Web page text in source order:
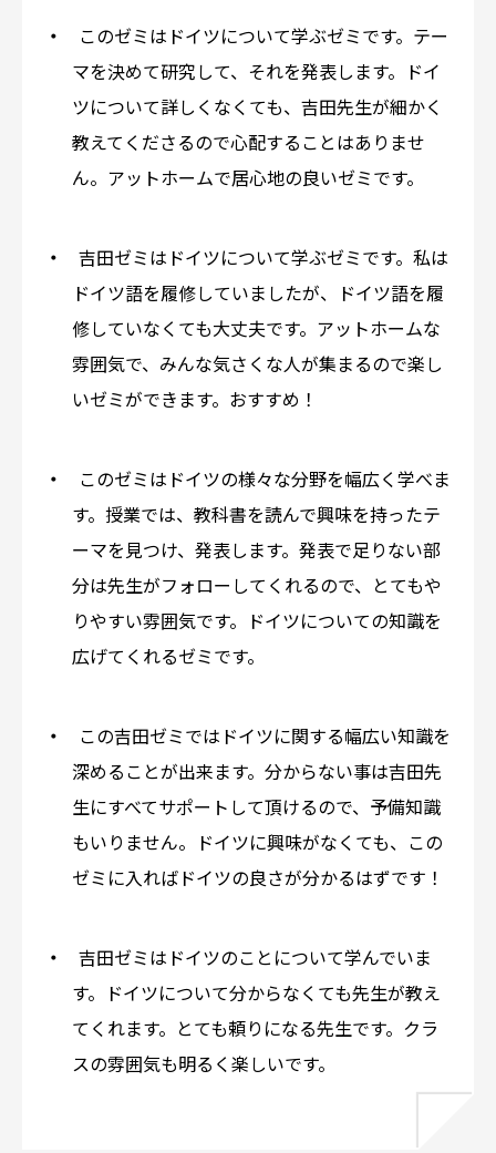
このゼミはドイツについて学ぶゼミです。テー
マを決めて研究して、それを発表します。ドイ
ツについて詳しくなくても、吉田先生が細かく
教えてくださるので心配することはありませ
ん。アットホームで居心地の良いゼミです。
吉田ゼミはドイツについて学ぶゼミです。私は
ドイツ語を履修していましたが、ドイツ語を履
修していなくても大丈夫です。アットホームな
雰囲気で、みんな気さくな人が集まるので楽し
いゼミができます。おすすめ！
このゼミはドイツの様々な分野を幅広く学べま
す。授業では、教科書を読んで興味を持ったテ
ーマを見つけ、発表します。発表で足りない部
分は先生がフォローしてくれるので、とてもや
りやすい雰囲気です。ドイツについての知識を
広げてくれるゼミです。
この吉田ゼミではドイツに関する幅広い知識を
深めることが出来ます。分からない事は吉田先
生にすべてサポートして頂けるので、予備知識
もいりません。ドイツに興味がなくても、この
ゼミに入ればドイツの良さが分かるはずです！
吉田ゼミはドイツのことについて学んでいま
す。ドイツについて分からなくても先生が教え
てくれます。とても頼りになる先生です。クラ
スの雰囲気も明るく楽しいです。